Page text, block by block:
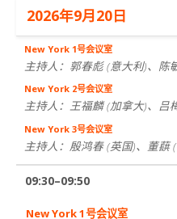
2026年9月20日
主持人：郭春彪(意大利)、陈
主持人：王福麟(加拿大)、吕
主持人：殷鸿春(英国)、董蕻
09:30–09:50